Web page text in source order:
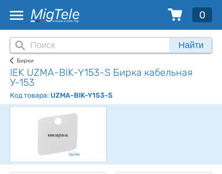
0
Найти
Бирки
IEK UZMA-BIK-Y153-S Бирка кабельная
У-153
Код товара: UZMA-BIK-Y153-S